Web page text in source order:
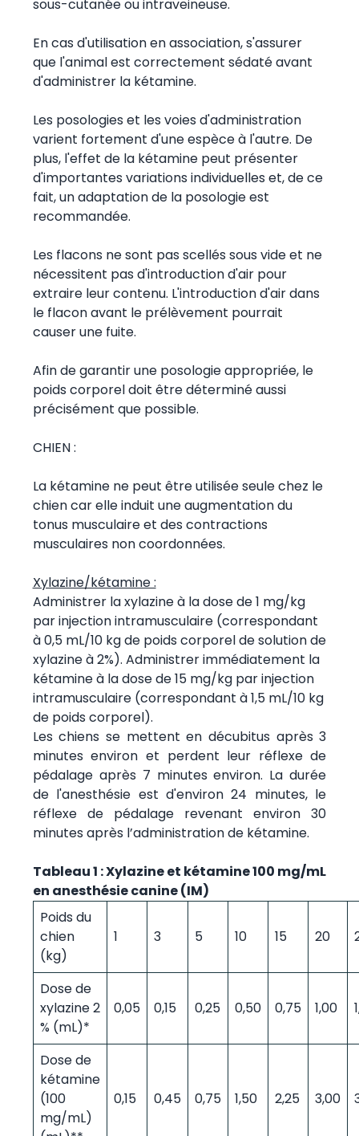
sous-cutanée ou intraveineuse.
En cas d'utilisation en association, s'assurer
que l'animal est correctement sédaté avant
d'administrer la kétamine.
Les posologies et les voies d'administration
varient fortement d'une espèce à l'autre. De
plus, l'effet de la kétamine peut présenter
d'importantes variations individuelles et, de ce
fait, un adaptation de la posologie est
recommandée.
Les flacons ne sont pas scellés sous vide et ne
nécessitent pas d'introduction d'air pour
extraire leur contenu. L'introduction d'air dans
le flacon avant le prélèvement pourrait
causer une fuite.
Afin de garantir une posologie appropriée, le
poids corporel doit être déterminé aussi
précisément que possible.
CHIEN :
La kétamine ne peut être utilisée seule chez le
chien car elle induit une augmentation du
tonus musculaire et des contractions
musculaires non coordonnées.
Xylazine/kétamine :
Administrer la xylazine à la dose de 1 mg/kg
par injection intramusculaire (correspondant
à 0,5 mL/10 kg de poids corporel de solution de
xylazine à 2%). Administrer immédiatement la
kétamine à la dose de 15 mg/kg par injection
intramusculaire (correspondant à 1,5 mL/10 kg
de poids corporel).
Les chiens se mettent en décubitus après 3
minutes environ et perdent leur réflexe de
pédalage après 7 minutes environ. La durée
de l'anesthésie est d'environ 24 minutes, le
réflexe de pédalage revenant environ 30
minutes après l’administration de kétamine.
Tableau 1 : Xylazine et kétamine 100 mg/mL
en anesthésie canine (IM)
Poids du
chien
(kg)
1 3 5 10 15 20
Dose de
xylazine 2
% (mL)*
0,05 0,15 0,25 0,50 0,75 1,00
Dose de
kétamine
(100
mg/mL)
0,15 0,45 0,75 1,50 2,25 3,00